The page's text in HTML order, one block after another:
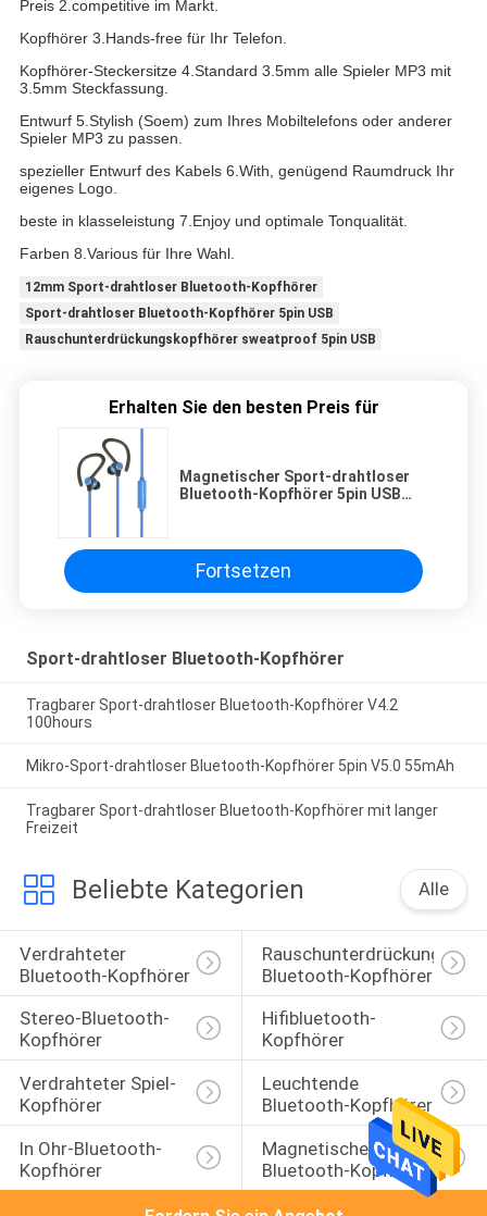
Preis 2.competitive im Markt.
Kopfhörer 3.Hands-free für Ihr Telefon.
Kopfhörer-Steckersitze 4.Standard 3.5mm alle Spieler MP3 mit
3.5mm Steckfassung.
Entwurf 5.Stylish (Soem) zum Ihres Mobiltelefons oder anderer
Spieler MP3 zu passen.
spezieller Entwurf des Kabels 6.With, genügend Raumdruck Ihr
eigenes Logo.
beste in klasseleistung 7.Enjoy und optimale Tonqualität.
Farben 8.Various für Ihre Wahl.
12mm Sport-drahtloser Bluetooth-Kopfhörer
Sport-drahtloser Bluetooth-Kopfhörer 5pin USB
Rauschunterdrückungskopfhörer sweatproof 5pin USB
Erhalten Sie den besten Preis für
Magnetischer Sport-drahtloser
Bluetooth-Kopfhörer 5pin USB
Fortsetzen
Sport-drahtloser Bluetooth-Kopfhörer
Tragbarer Sport-drahtloser Bluetooth-Kopfhörer V4.2
100hours
Mikro-Sport-drahtloser Bluetooth-Kopfhörer 5pin V5.0 55mAh
Tragbarer Sport-drahtloser Bluetooth-Kopfhörer mit langer
Freizeit
Beliebte Kategorien Alle
Verdrahteter
Bluetooth-Kopfhörer
Rauschunterdrückungs-
Bluetooth-Kopfhörer
Stereo-Bluetooth-
Kopfhörer
Hifibluetooth-
Kopfhörer
Verdrahteter Spiel-
Kopfhörer
Leuchtende
Bluetooth-Kopfhörer
In Ohr-Bluetooth-
Kopfhörer
Magnetische Sport-
Bluetooth-Kopfhörer